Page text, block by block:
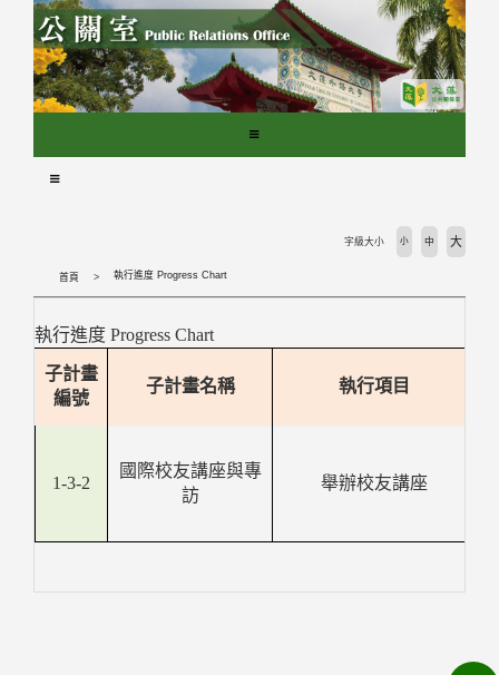
首頁 執行進度 Progress Chart
字級大小 小 中 大
執行進度 Progress Chart
子計畫
編號
子計畫名稱
執行項目
1-3-2
國際校友講座與專
訪
舉辦校友講座